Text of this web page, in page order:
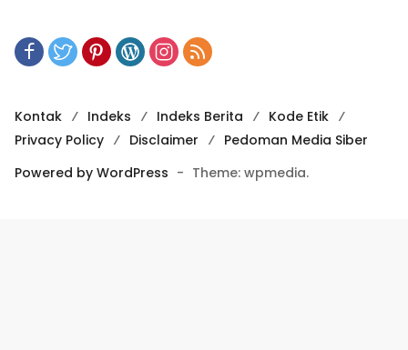
Kontak Indeks Indeks Berita
Kode Etik
Privacy Policy
Disclaimer
Pedoman Media Siber
Powered by WordPress - Theme: wpmedia.